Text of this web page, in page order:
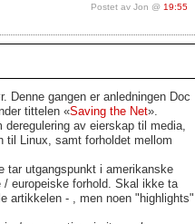
Postet av Jon @ 19:55
Denne gangen er anledningen Doc
tittelen «Saving the Net».
av eierskap til media,
til Linux, samt forholdet mellom
tar utgangspunkt i amerikanske
europeiske forhold. Skal ikke ta
artikkelen - , men noen "highlights"